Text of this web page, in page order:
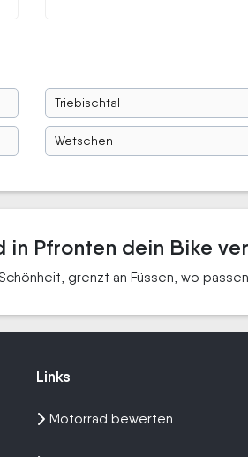
Triebischtal
Wetschen
in Pfronten dein Bike
grenzt an Füssen, wo
Links
Motorrad bewerten